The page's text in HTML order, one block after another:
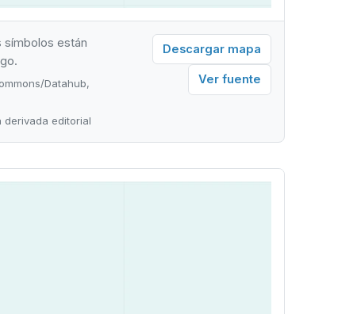
símbolos están
Datahub,
derivada editorial
Descargar mapa
Ver fuente